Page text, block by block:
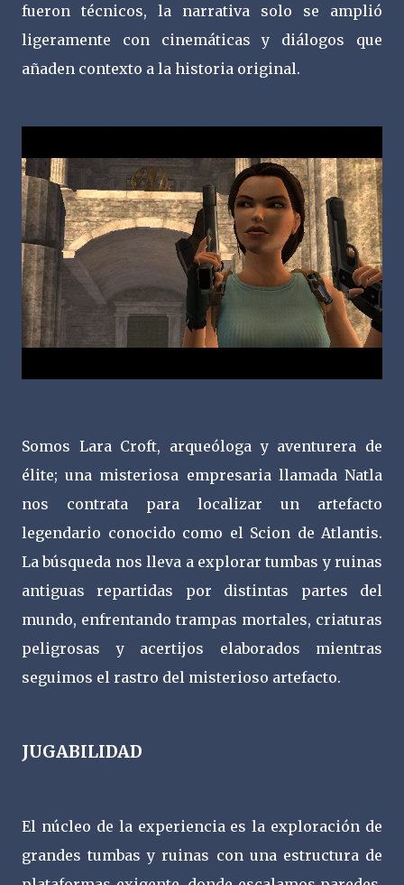
fueron técnicos, la narrativa solo se amplió
ligeramente con cinemáticas y diálogos que
añaden contexto a la historia original.
Somos Lara Croft, arqueóloga y aventurera de
élite; una misteriosa empresaria llamada Natla
nos contrata para localizar un artefacto
legendario conocido como el Scion de Atlantis.
La búsqueda nos lleva a explorar tumbas y ruinas
antiguas repartidas por distintas partes del
mundo, enfrentando trampas mortales, criaturas
peligrosas y acertijos elaborados mientras
seguimos el rastro del misterioso artefacto.
JUGABILIDAD
El núcleo de la experiencia es la exploración de
grandes tumbas y ruinas con una estructura de